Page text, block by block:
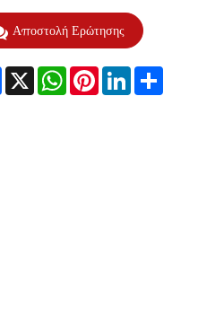
Αποστολή Ερώτησης
Facebook
X WhatsAppPinterestLinkedInShare